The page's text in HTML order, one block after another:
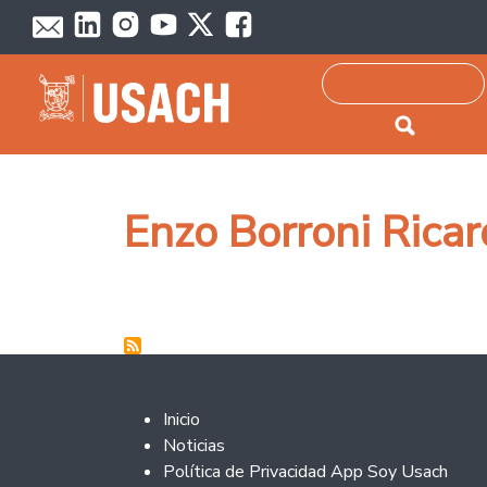
Passar para o conteúdo principal
Pesquisar
Enzo Borroni
Footer 2
Inicio
Noticias
Política de Privacidad App Soy Usach